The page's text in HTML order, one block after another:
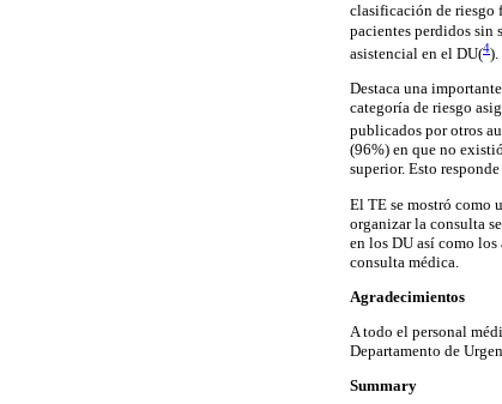
clasificación de riesgo
pacientes perdidos sin
asistencial en el DU(4).
Destaca una
categoría de riesgo
publicados por otros
(96%) en que no
superior. Esto
El TE se mostró como
organizar la consulta
en los DU así como los
consulta médica.
Agradecimientos
A todo el personal
Departamento de
Summary